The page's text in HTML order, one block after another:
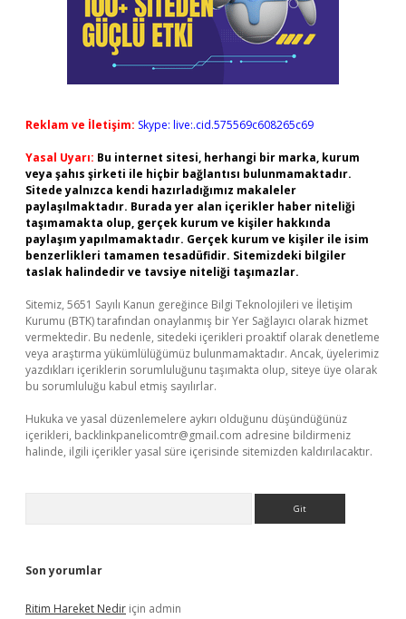
Reklam ve İletişim: Skype: live:.cid.575569c608265c69
Yasal Uyarı: Bu internet sitesi, herhangi bir marka, kurum
veya şahıs şirketi ile hiçbir bağlantısı bulunmamaktadır.
Sitede yalnızca kendi hazırladığımız makaleler
paylaşılmaktadır. Burada yer alan içerikler haber niteliği
taşımamakta olup, gerçek kurum ve kişiler hakkında
paylaşım yapılmamaktadır. Gerçek kurum ve kişiler ile isim
benzerlikleri tamamen tesadüfidir. Sitemizdeki bilgiler
taslak halindedir ve tavsiye niteliği taşımazlar.
Sitemiz, 5651 Sayılı Kanun gereğince Bilgi Teknolojileri ve İletişim
Kurumu (BTK) tarafından onaylanmış bir Yer Sağlayıcı olarak hizmet
vermektedir. Bu nedenle, sitedeki içerikleri proaktif olarak denetleme
veya araştırma yükümlülüğümüz bulunmamaktadır. Ancak, üyelerimiz
yazdıkları içeriklerin sorumluluğunu taşımakta olup, siteye üye olarak
bu sorumluluğu kabul etmiş sayılırlar.
Hukuka ve yasal düzenlemelere aykırı olduğunu düşündüğünüz
içerikleri, backlinkpanelicomtr@gmail.com adresine bildirmeniz
halinde, ilgili içerikler yasal süre içerisinde sitemizden kaldırılacaktır.
Son yorumlar
Ritim Hareket Nedir için admin